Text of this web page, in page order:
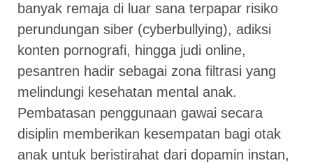
banyak remaja di luar sana terpapar risiko
perundungan siber (cyberbullying), adiksi
konten pornografi, hingga judi online,
pesantren hadir sebagai zona filtrasi yang
melindungi kesehatan mental anak.
Pembatasan penggunaan gawai secara
disiplin memberikan kesempatan bagi otak
anak untuk beristirahat dari dopamin instan,